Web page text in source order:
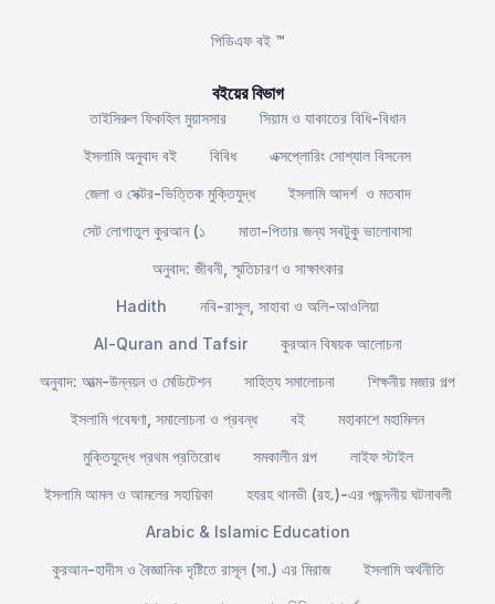
পিডিএফ বই ™
বইয়ের বিভাগ
তাইসিরুল ফিকহিল মুয়াসসার
সিয়াম ও যাকাতের বিধি-বিধান
ইসলামি অনুবাদ বই
বিবিধ
এক্সপ্লোরিং সোশ্যাল বিসনেস
জেলা ও সেক্টর-ভিত্তিক মুক্তিযুদ্ধ
ইসলামি আদর্শ ও মতবাদ
সেট লোগাতুল কুরআন (১
মাতা-পিতার জন্য সবটুকু ভালোবাসা
অনুবাদ: জীবনী, স্মৃতিচারণ ও সাক্ষাৎকার
Hadith
নবি-রাসুল, সাহাবা ও অলি-আওলিয়া
Al-Quran and Tafsir
কুরআন বিষয়ক আলোচনা
অনুবাদ: আত্ম-উন্নয়ন ও মেডিটেশন
সাহিত্য সমালোচনা
শিক্ষনীয় মজার গল্প
ইসলামি গবেষণা, সমালোচনা ও প্রবন্ধ
বই
মহাকাশে মহামিলন
মুক্তিযুদ্ধে প্রথম প্রতিরোধ
সমকালীন গল্প
লাইফ স্টাইল
ইসলামি আমল ও আমলের সহায়িকা
হযরহ থানভী (রহ.)-এর পছন্দনীয় ঘটনাবলী
Arabic & Islamic Education
কুরআন-হাদীস ও বৈজ্ঞানিক দৃষ্টিতে রাসূল (সা.) এর মিরাজ
ইসলামি অর্থনীতি